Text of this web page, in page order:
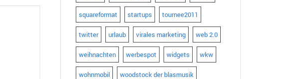
squareformat startups tournee2011
twitter urlaub virales marketing web 2.0
weihnachten werbespot widgets wkw
wohnmobil woodstock der blasmusik